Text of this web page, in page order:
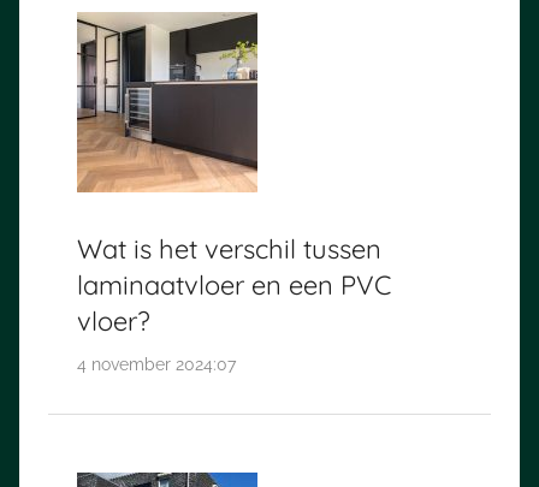
Wat is het verschil tussen
laminaatvloer en een PVC
vloer?
4 november 2024:07